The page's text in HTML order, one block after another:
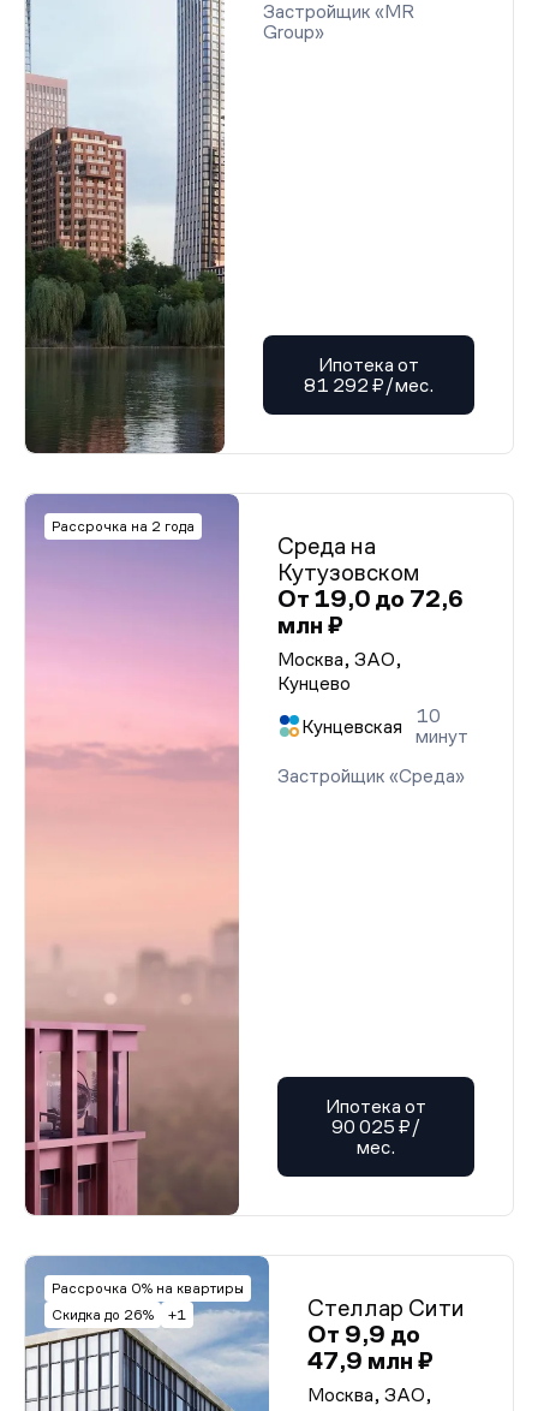
Застройщик «MR
Group»
Ипотека от
81 292 ₽/мес.
Рассрочка на 2 года
Среда на
Кутузовском
От 19,0 до 72,6
млн ₽
Москва, ЗАО,
Кунцево
Кунцевская
10
минут
Застройщик «Среда»
Ипотека от
90 025 ₽/
мес.
Рассрочка 0% на квартиры
Скидка до 26%
+1
Стеллар Сити
От 9,9 до
47,9 млн ₽
Москва, ЗАО,